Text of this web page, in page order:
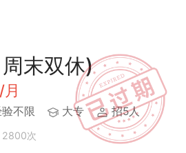
末双休)
不限 大专 招5人
2800次